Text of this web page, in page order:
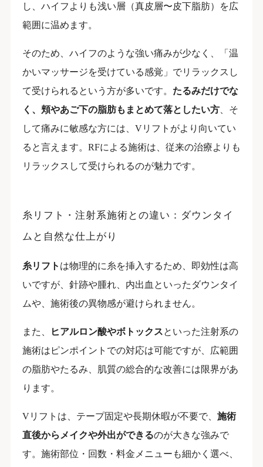
し、ハイフよりも浅い層（真皮層〜皮下脂肪）を広
範囲に温めます。
そのため、ハイフのような強い痛みが少なく、「温
かいマッサージを受けている感覚」でリラックスし
て受けられるという方が多いです。 たるみだけでな
く、頬やあご下の脂肪もまとめて落としたい方、そ
して痛みに敏感な方には、Vリフトがより向いてい
ると言えます。RFによる施術は、従来の治療よりも
リラックスして受けられるのが魅力です。
糸リフト・注射系施術との違い：ダウンタイ
ムと自然な仕上がり
糸リフト は物理的に糸を挿入するため、即効性は高
いですが、針跡や腫れ、内出血といったダウンタイ
ムや、施術後の異物感が避けられません。
また、 ヒアルロン酸やボトックスといった注射系の
施術はピンポイントでの対応は可能ですが、広範囲
の脂肪やたるみ、肌質の総合的な改善には限界があ
ります。
Vリフトは、テープ固定や長期休暇が不要で、 施術
直後からメイクや外出ができるのが大きな強みで
す。施術部位・回数・料金メニューも細かく選べ、